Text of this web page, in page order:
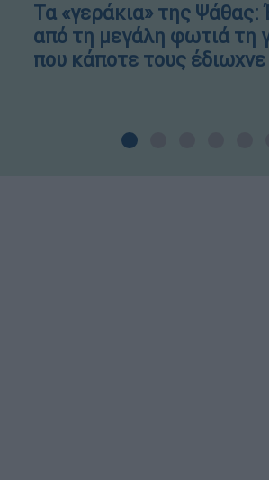
Τα «γεράκια» της
από τη μεγάλη φωτιά τη
που κάποτε τους έδιωχνε